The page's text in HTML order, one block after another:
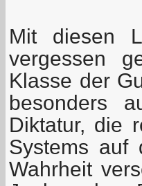
Mit diesen
vergessen
Klasse der
besonders
Diktatur, die
Systems auf
Wahrheit